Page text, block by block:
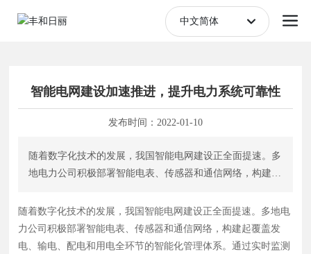
中文简体
公司新闻
智能电网建设加速推进，提升电力系统可靠性
发布时间： 2022-01-10
随着数字化技术的发展，我国智能电网建设正全面提速。多
地电力公司积极部署智能电表、传感器和通信网络，构建起
过实时监测电网运行状态，智能电网可快速定位故障并自动
隔离，将停电时间缩短 70% 以上。此外，还能实现电力资
源的精准调配，优化用户用电体验。预计到 2025 年底，全
随着数字化技术的发展，我国智能电网建设正全面提速。多地电
力公司积极部署智能电表、传感器和通信网络，构建起覆盖发
电、输电、配电和用电全环节的智能化管理体系。通过实时监测